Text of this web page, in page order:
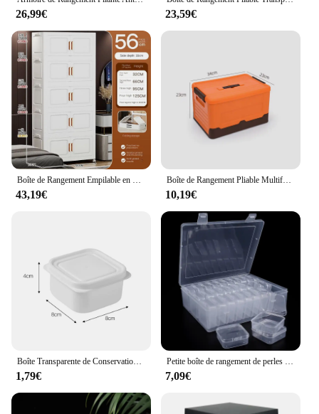
26,99€ 23,59€
Boîte de Rangement Empilable en Plastique de Grande Capacité avec Couvercle et Roues, Bac à Double Porte
43,19€
Boîte de Rangement Pliable Multifonction avec Couvercle, Accessoire en Plastique, 1 Pièce
10,19€
Boîte Transparente de Conservation des citrouille au Réfrigérateur, Rangement de la Viande, Qualité Alimentaire, Conservation des Légumes à Domicile
1,79€
Petite boîte de rangement de perles en plastique transparent avec couvercle à charnière, 30 pièces, rangement de petits objets, artisanat, bijoux
7,09€